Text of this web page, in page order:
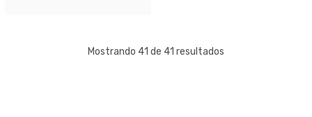
Mostrando 41 de 41 resultados